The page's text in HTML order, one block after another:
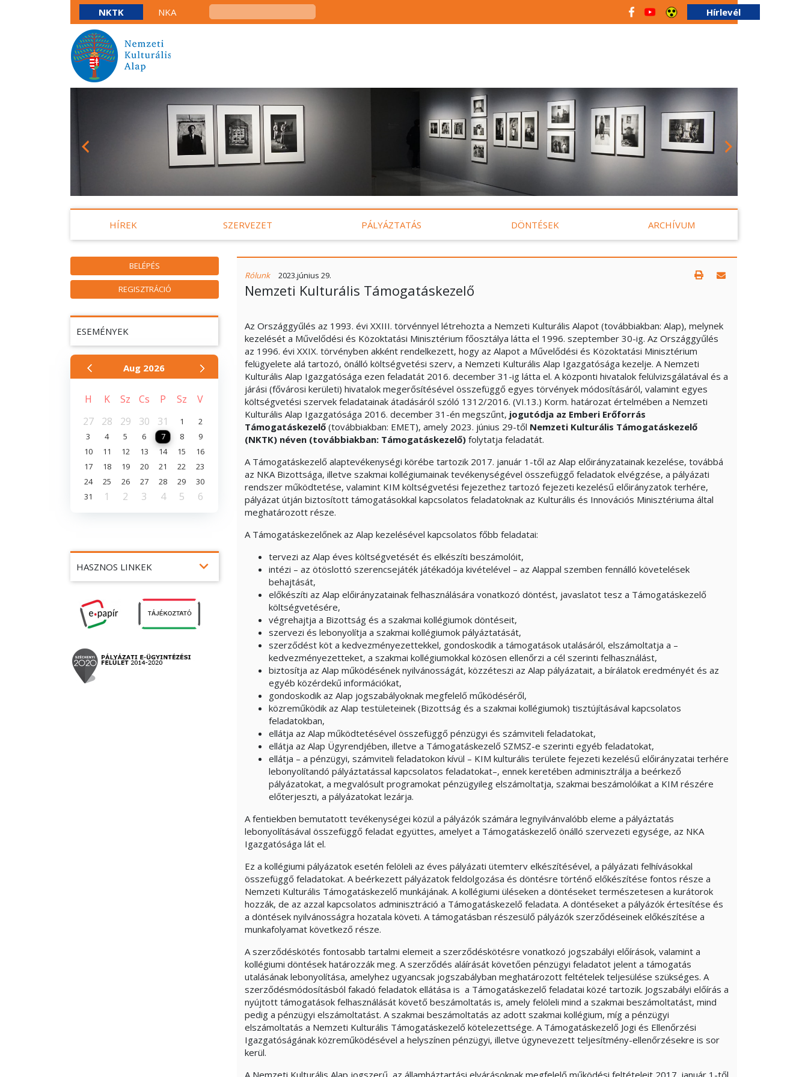
NKTK NKA Hírlevél
HÍREK SZERVEZET PÁLYÁZTATÁS DÖNTÉSEK ARCHÍVUM
BELÉPÉS
REGISZTRÁCIÓ
HASZNOS LINKEK expand_more
ESEMÉNYEK
Aug 2026
H K Sz Cs P Sz
V
27
28 29 30 31 1
2
3
4 5 6 7 8
9
10
11 12 13 14 15
16
17
18 19 20 21 22
23
24
25 26 27 28 29
30
31
1 2 3 4 5 6
Rólunk 2023.június 29.
Nemzeti Kulturális Támogatáskezelő
Az Országgyűlés az 1993. évi XXIII. törvénnyel létrehozta a Nemzeti Kulturális Alapot (továbbiakban: Alap), melynek
kezelését a Művelődési és Közoktatási Minisztérium főosztálya látta el 1996. szeptember 30-ig. Az Országgyűlés
az 1996. évi XXIX. törvényben akként rendelkezett, hogy az Alapot a Művelődési és Közoktatási Minisztérium
felügyelete alá tartozó, önálló költségvetési szerv, a Nemzeti Kulturális Alap Igazgatósága kezelje. A Nemzeti
Kulturális Alap Igazgatósága ezen feladatát 2016. december 31-ig látta el. A központi hivatalok felülvizsgálatával és a
járási (fővárosi kerületi) hivatalok megerősítésével összefüggő egyes törvények módosításáról, valamint egyes
költségvetési szervek feladatainak átadásáról szóló 1312/2016. (VI.13.) Korm. határozat értelmében a Nemzeti
Kulturális Alap Igazgatósága 2016. december 31-én megszűnt, jogutódja az Emberi Erőforrás
Támogatáskezelő (továbbiakban: EMET), amely 2023. június 29-től Nemzeti Kulturális Támogatáskezelő
(NKTK) néven (továbbiakban: Támogatáskezelő) folytatja feladatát.
A Támogatáskezelő alaptevékenységi körébe tartozik 2017. január 1-től az Alap előirányzatainak kezelése, továbbá
az NKA Bizottsága, illetve szakmai kollégiumainak tevékenységével összefüggő feladatok elvégzése, a pályázati
rendszer működtetése, valamint KIM költségvetési fejezethez tartozó fejezeti kezelésű előirányzatok terhére,
pályázat útján biztosított támogatásokkal kapcsolatos feladatoknak az Kulturális és Innovációs Minisztériuma által
meghatározott része.
A Támogatáskezelőnek az Alap kezelésével kapcsolatos főbb feladatai:
tervezi az Alap éves költségvetését és elkészíti beszámolóit,
intézi – az ötöslottó szerencsejáték játékadója kivételével – az Alappal szemben fennálló követelések
behajtását,
előkészíti az Alap előirányzatainak felhasználására vonatkozó döntést, javaslatot tesz a Támogatáskezelő
költségvetésére,
végrehajtja a Bizottság és a szakmai kollégiumok döntéseit,
szervezi és lebonyolítja a szakmai kollégiumok pályáztatását,
szerződést köt a kedvezményezettekkel, gondoskodik a támogatások utalásáról, elszámoltatja a –
kedvezményezetteket, a szakmai kollégiumokkal közösen ellenőrzi a cél szerinti felhasználást,
biztosítja az Alap működésének nyilvánosságát, közzéteszi az Alap pályázatait, a bírálatok eredményét és az
egyéb közérdekű információkat,
gondoskodik az Alap jogszabályoknak megfelelő működéséről,
közreműködik az Alap testületeinek (Bizottság és a szakmai kollégiumok) tisztújításával kapcsolatos
feladatokban,
ellátja az Alap működtetésével összefüggő pénzügyi és számviteli feladatokat,
ellátja az Alap Ügyrendjében, illetve a Támogatáskezelő SZMSZ-e szerinti egyéb feladatokat,
ellátja – a pénzügyi, számviteli feladatokon kívül – KIM kulturális területe fejezeti kezelésű előirányzatai terhére
lebonyolítandó pályáztatással kapcsolatos feladatokat–, ennek keretében adminisztrálja a beérkező
pályázatokat, a megvalósult programokat pénzügyileg elszámoltatja, szakmai beszámolóikat a KIM részére
előterjeszti, a pályázatokat lezárja.
A fentiekben bemutatott tevékenységei közül a pályázók számára legnyilvánvalóbb eleme a pályáztatás
lebonyolításával összefüggő feladat együttes, amelyet a Támogatáskezelő önálló szervezeti egysége, az NKA
Igazgatósága lát el.
Ez a kollégiumi pályázatok esetén felöleli az éves pályázati ütemterv elkészítésével, a pályázati felhívásokkal
összefüggő feladatokat. A beérkezett pályázatok feldolgozása és döntésre történő előkészítése fontos része a
Nemzeti Kulturális Támogatáskezelő munkájának. A kollégiumi üléseken a döntéseket természetesen a kurátorok
hozzák, de az azzal kapcsolatos adminisztráció a Támogatáskezelő feladata. A döntéseket a pályázók értesítése és
a döntések nyilvánosságra hozatala követi. A támogatásban részesülő pályázók szerződéseinek előkészítése a
munkafolyamat következő része.
A szerződéskötés fontosabb tartalmi elemeit a szerződéskötésre vonatkozó jogszabályi előírások, valamint a
kollégiumi döntések határozzák meg. A szerződés aláírását követően pénzügyi feladatot jelent a támogatás
utalásának lebonyolítása, amelyhez ugyancsak jogszabályban meghatározott feltételek teljesülése szükséges. A
szerződésmódosításból fakadó feladatok ellátása is a Támogatáskezelő feladatai közé tartozik. Jogszabályi előírás a
nyújtott támogatások felhasználását követő beszámoltatás is, amely felöleli mind a szakmai beszámoltatást, mind
pedig a pénzügyi elszámoltatást. A szakmai beszámoltatás az adott szakmai kollégium, míg a pénzügyi
elszámoltatás a Nemzeti Kulturális Támogatáskezelő kötelezettsége. A Támogatáskezelő Jogi és Ellenőrzési
Igazgatóságának közreműködésével a helyszínen pénzügyi, illetve úgynevezett teljesítmény-ellenőrzésekre is sor
kerül.
A Nemzeti Kulturális Alap jogszerű, az államháztartási elvárásoknak megfelelő működési feltételeit 2017. január 1-től